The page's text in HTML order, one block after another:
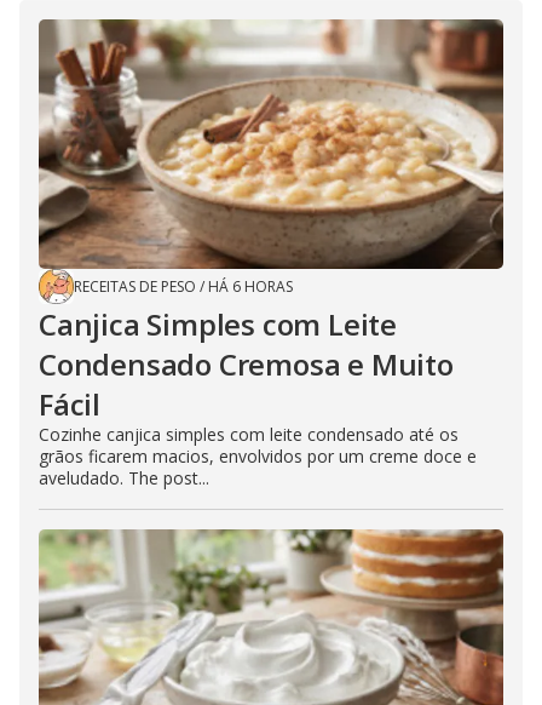
RECEITAS DE PESO / HÁ 6 HORAS
Canjica Simples com Leite
Condensado Cremosa e Muito
Fácil
Cozinhe canjica simples com leite condensado até os
grãos ficarem macios, envolvidos por um creme doce e
aveludado. The post...